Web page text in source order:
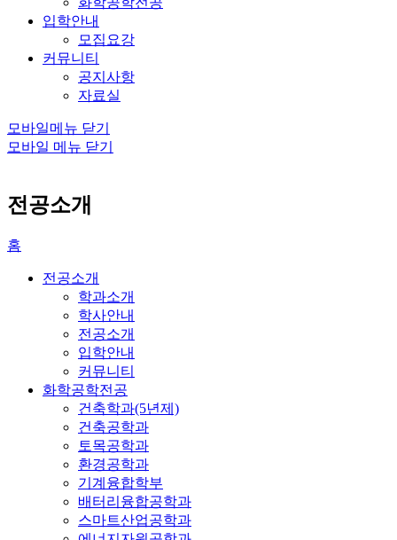
입학안내
모집요강
커뮤니티
공지사항
자료실
모바일메뉴 닫기
모바일 메뉴 닫기
전공소개
홈
전공소개
학과소개
학사안내
전공소개
입학안내
커뮤니티
화학공학전공
건축학과(5년제)
건축공학과
토목공학과
환경공학과
기계융합학부
배터리융합공학과
스마트산업공학과